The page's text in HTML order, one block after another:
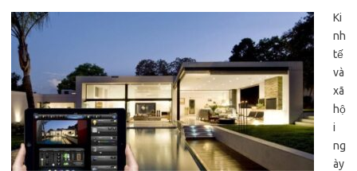
Ki
nh
tế
và
xã
hộ
i
ng
ày